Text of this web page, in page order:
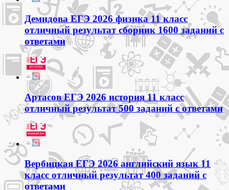
Демидова ЕГЭ 2026 физика 11 класс
отличный результат сборник 1600 заданий с
ответами
Артасов ЕГЭ 2026 история 11 класс
отличный результат 500 заданий с ответами
Вербицкая ЕГЭ 2026 английский язык 11
класс отличный результат 400 заданий с
ответами